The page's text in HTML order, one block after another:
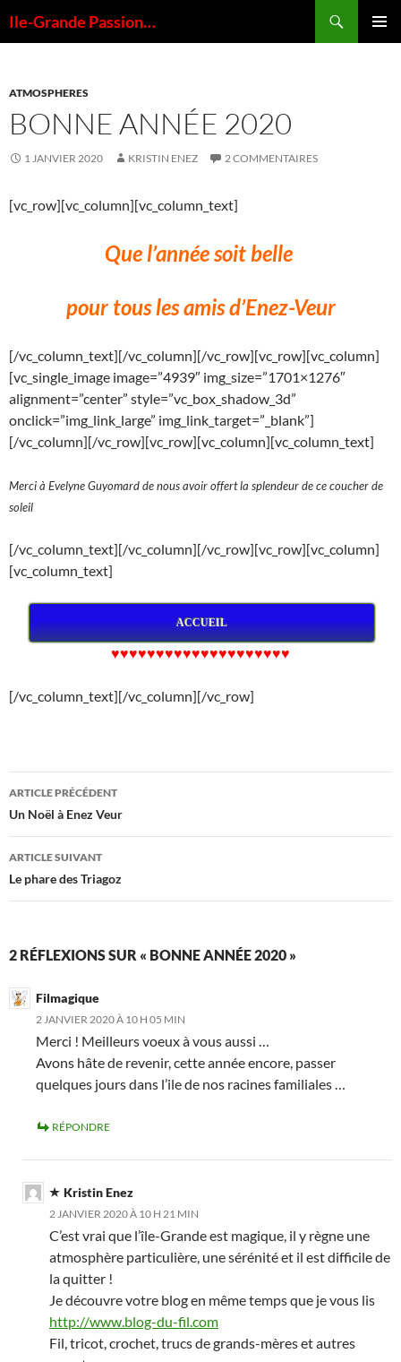
auIle-Grande Passion…
ATMOSPHERES
BONNE ANNÉE 2020
1 JANVIER 2020 KRISTIN ENEZ 2 COMMENTAIRES
[vc_row][vc_column][vc_column_text]
Que l’année soit belle
pour tous les amisd’Enez-Veur
[/vc_column_text][/vc_column][/vc_row][vc_row][vc_column]
[vc_single_image image=”4939″ img_size=”1701×1276″
alignment=”center” style=”vc_box_shadow_3d”
onclick=”img_link_large” img_link_target=”_blank”]
[/vc_column][/vc_row][vc_row][vc_column][vc_column_text]
Merci à Evelyne Guyomard de nous avoir offert la splendeur de ce coucher de
soleil
[/vc_column_text][/vc_column][/vc_row][vc_row][vc_column]
[vc_column_text]
ACCUEIL
♥♥♥♥♥♥♥♥♥♥♥♥♥♥♥♥♥♥♥♥
[/vc_column_text][/vc_column][/vc_row]
Navigation
des
articles
ARTICLE PRÉCÉDENT
Un Noël à Enez Veur
ARTICLE SUIVANT
Le phare des Triagoz
2 RÉFLEXIONS SUR « BONNE ANNÉE 2020 »
Filmagique
2 JANVIER 2020 À 10 H 05 MIN
Merci ! Meilleurs voeux à vous aussi …
Avons hâte de revenir, cette année encore, passer
quelques jours dans l’ile de nos racines familiales …
RÉPONDRE
Kristin Enez
2 JANVIER 2020 À 10 H 21 MIN
C’est vrai que l’île-Grande est magique, il y règne une
atmosphère particulière, une sérénité et il est difficile de
la quitter !
Je découvre votre blog en même temps que je vous lis
http://www.blog-du-fil.com
Fil, tricot, crochet, trucs de grands-mères et autres